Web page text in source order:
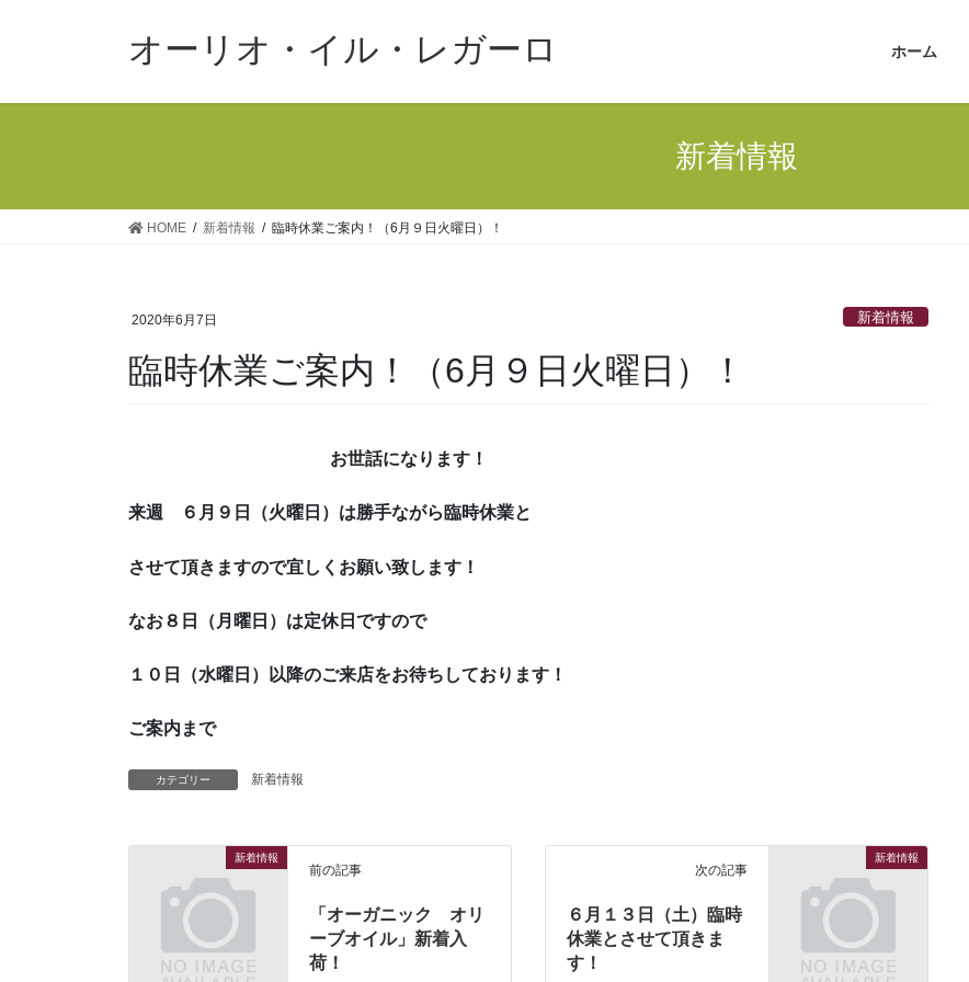
オーリオ・イル・レガーロ ホーム
新着情報
HOME 新着情報 臨時休業ご案内！（6月９日火曜日）！
2020年6月7日 新着情報
臨時休業ご案内！（6月９日火曜日）！
お世話になります！
来週 ６月９日（火曜日）は勝手ながら臨時休業と
させて頂きますので宜しくお願い致します！
なお８日（月曜日）は定休日ですので
１０日（水曜日）以降のご来店をお待ちしております！
ご案内まで
カテゴリー 新着情報
新着情報
前の記事
「オーガニック オリ
ーブオイル」新着入
荷！
新着情報
次の記事
６月１３日（土）臨時
休業とさせて頂きま
す！